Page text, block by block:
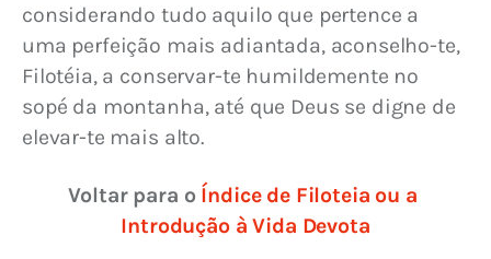
considerando tudo aquilo que pertence a
uma perfeição mais adiantada, aconselho-te,
Filotéia, a conservar-te humildemente no
sopé da montanha, até que Deus se digne de
elevar-te mais alto.
Voltar para o Índice de Filoteia ou a
Introdução à Vida Devota